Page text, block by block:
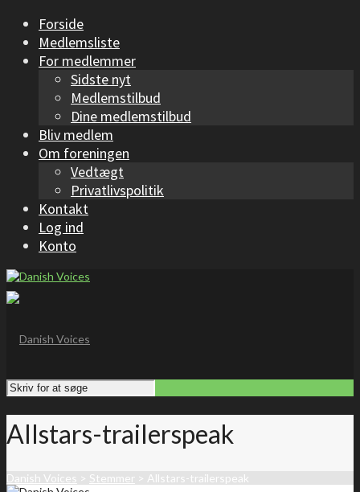
Forside
Medlemsliste
For medlemmer
Sidste nyt
Medlemstilbud
Dine medlemstilbud
Bliv medlem
Om foreningen
Vedtægt
Privatlivspolitik
Kontakt
Log ind
Konto
Allstars-trailerspeak
Danish Voices > Stemmer > Allstars-trailerspeak